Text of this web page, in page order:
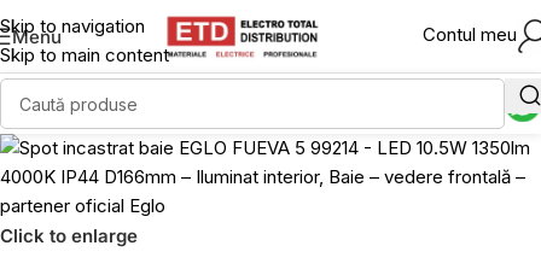
Skip to navigation
Skip to main content
Menu Contul meu
Click to enlarge